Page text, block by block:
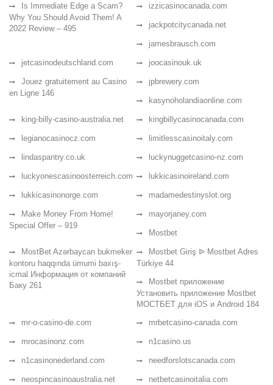
Is Immediate Edge a Scam?
Why You Should Avoid Them! A
2022 Review – 495
izzicasinocanada.com
jackpotcitycanada.net
jamesbrausch.com
jetcasinodeutschland.com joocasinouk.uk
Jouez gratuitement au Casino
en Ligne 146
jpbrewery.com
kasynoholandiaonline.com
king-billy-casino-australia.net kingbillycasinocanada.com
legianocasinocz.com limitlesscasinoitaly.com
lindaspantry.co.uk luckynuggetcasino-nz.com
luckyonescasinoosterreich.com lukkicasinoireland.com
lukkicasinonorge.com madamedestinyslot.org
Make Money From Home!
Special Offer – 919
mayorjaney.com
Mostbet
MostBet Azərbaycan bukmeker
kontoru haqqında ümumi baxış-
icmal Информация от компаний
Баку 261
Mostbet Giriş ᐉ Mostbet Adres
Türkiye 44
Mostbet приложение
Установить приложение Mostbet
МОСТБЕТ для iOS и Android 184
mr-o-casino-de.com
mrbetcasino-canada.com
mrocasinonz.com n1casino.us
n1casinonederland.com needforslotscanada.com
neospincasinoaustralia.net netbetcasinoitalia.com